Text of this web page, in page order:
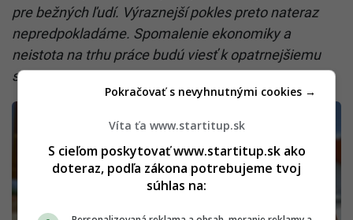
pre bežných ľudí. Výraznejší pokles preto nateraz
nepredpokladáme. Spomalenie ekonomiky a
neistota na trhu práce budú viesť k opatrnejšiemu
správaniu bánk.“
Víta ťa www.startitup.sk
S cieľom poskytovať www.startitup.sk ako
doteraz, podľa zákona potrebujeme tvoj
súhlas na:
Pokračovať s nevyhnutnými cookies →